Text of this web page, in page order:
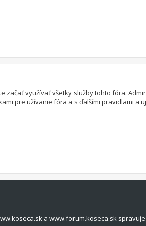
využívať všetky služby tohto fóra.
pre užívanie fóra a s ďalšími pravidlami a
a www.forum.koseca.sk